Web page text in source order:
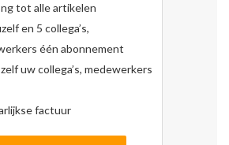
tot alle artikelen
en 5 collega’s,
één abonnement
uw collega’s, medewerkers
factuur